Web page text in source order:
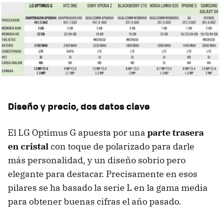
Diseño y precio, dos datos clave
El LG Optimus G apuesta por una parte trasera
en cristalcon toque de polarizado para darle
más personalidad, y un diseño sobrio pero
elegante para destacar. Precisamente en esos
pilares se ha basado la serie L en la gama media
para obtener buenas cifras el año pasado.